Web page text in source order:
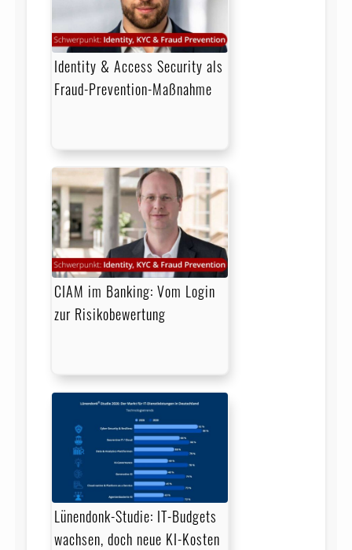
Identity & Access Security als
Fraud-Prevention-Maßnahme
CIAM im Banking: Vom Login
zur Risikobewertung
Lünendonk-Studie: IT-Budgets
wachsen, doch neue KI-Kosten